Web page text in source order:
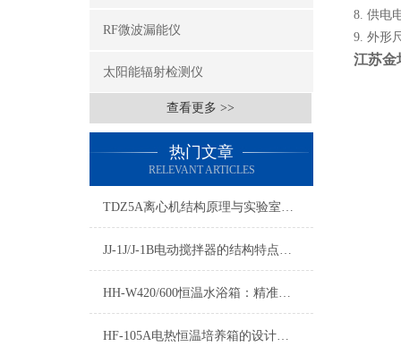
RF微波漏能仪
太阳能辐射检测仪
查看更多 >>
热门文章
RELEVANT ARTICLES
TDZ5A离心机结构原理与实验室常规应用详解
JJ-1J/J-1B电动搅拌器的结构特点与实验室搅拌应用
HH-W420/600恒温水浴箱：精准控温的实验室恒温解决方案
HF-105A电热恒温培养箱的设计原理与性能分析
8. 供电
9. 外形
江苏金